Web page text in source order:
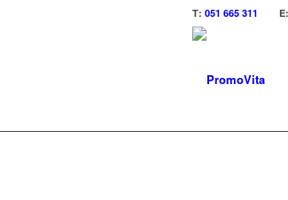
T: 051 665 311 E: